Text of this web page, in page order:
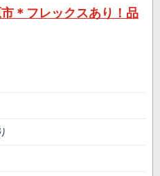
＊フレックスあり！品